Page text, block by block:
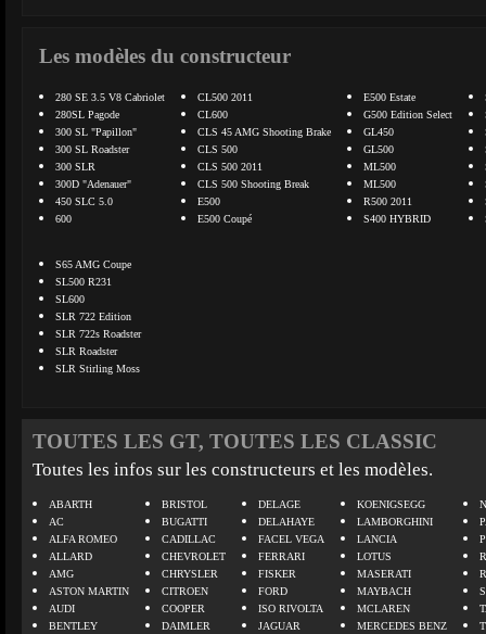
Les modèles du constructeur
280 SE 3.5 V8 Cabriolet
280SL Pagode
300 SL "Papillon"
300 SL Roadster
300 SLR
300D "Adenauer"
450 SLC 5.0
600
CL500 2011
CL600
CLS 45 AMG Shooting Brake
CLS 500
CLS 500 2011
CLS 500 Shooting Break
E500
E500 Coupé
E500 Estate
G500 Edition Select
GL450
GL500
ML500
ML500
R500 2011
S400 HYBRID
S65 AMG Coupe
SL500 R231
SL600
SLR 722 Edition
SLR 722s Roadster
SLR Roadster
SLR Stirling Moss
TOUTES LES GT, TOUTES LES CLASSIC
Toutes les infos sur les constructeurs et les modèles.
ABARTH
AC
ALFA ROMEO
ALLARD
AMG
ASTON MARTIN
AUDI
BENTLEY
BRISTOL
BUGATTI
CADILLAC
CHEVROLET
CHRYSLER
CITROEN
COOPER
DAIMLER
DELAGE
DELAHAYE
FACEL VEGA
FERRARI
FISKER
FORD
ISO RIVOLTA
JAGUAR
KOENIGSEGG
LAMBORGHINI
LANCIA
LOTUS
MASERATI
MAYBACH
MCLAREN
MERCEDES BENZ